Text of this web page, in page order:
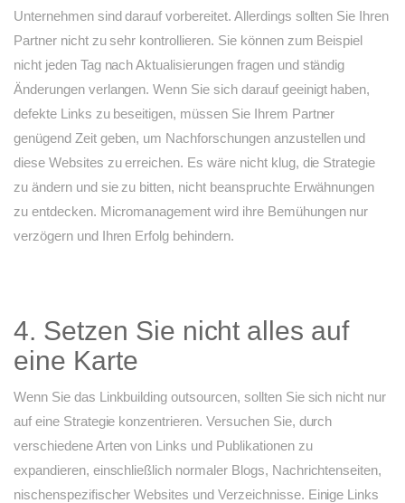
Unternehmen sind darauf vorbereitet. Allerdings sollten Sie Ihren
Partner nicht zu sehr kontrollieren. Sie können zum Beispiel
nicht jeden Tag nach Aktualisierungen fragen und ständig
Änderungen verlangen. Wenn Sie sich darauf geeinigt haben,
defekte Links zu beseitigen, müssen Sie Ihrem Partner
genügend Zeit geben, um Nachforschungen anzustellen und
diese Websites zu erreichen. Es wäre nicht klug, die Strategie
zu ändern und sie zu bitten, nicht beanspruchte Erwähnungen
zu entdecken. Micromanagement wird ihre Bemühungen nur
verzögern und Ihren Erfolg behindern.
4. Setzen Sie nicht alles auf
eine Karte
Wenn Sie das Linkbuilding outsourcen, sollten Sie sich nicht nur
auf eine Strategie konzentrieren. Versuchen Sie, durch
verschiedene Arten von Links und Publikationen zu
expandieren, einschließlich normaler Blogs, Nachrichtenseiten,
nischenspezifischer Websites und Verzeichnisse. Einige Links